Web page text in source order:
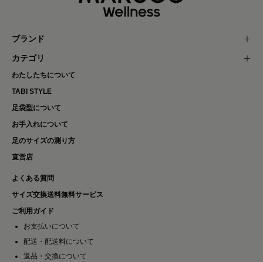
ブランド
カテゴリ
わたしたちについて
TABI STYLE
足袋型について
お手入れについて
足のサイズの測り方
直営店
よくある質問
サイズ交換送料無料サービス
ご利用ガイド
お支払いについて
配送・配送料について
返品・交換について